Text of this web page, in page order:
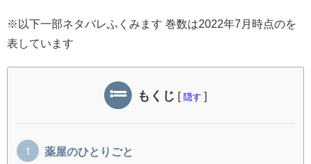
※以下一部ネタバレふくみます 巻数は2022年7月時点のを
表しています
もくじ [ 隠す ]
薬屋のひとりごと